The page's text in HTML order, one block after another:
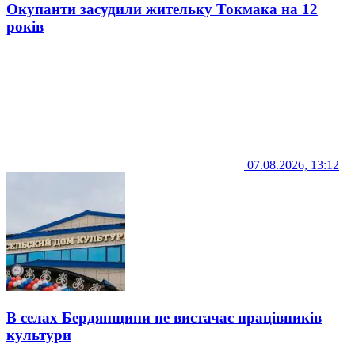
Окупанти засудили жительку Токмака на 12
років
07.08.2026, 13:12
В селах Бердянщини не вистачає працівників
культури